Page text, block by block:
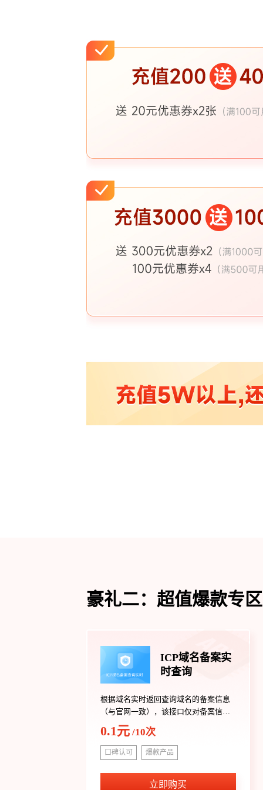
豪礼二：超值爆款专
ICP域名备案实
时查询
根据域名实时返回查询域名的备案信息
（与官网一致），该接口仅对备案信息
实时结果如实展示，查询结果仅供参
考。
0.1元 /10次
口碑认可 爆款产品
立即购买